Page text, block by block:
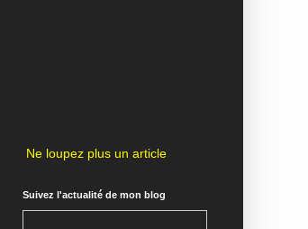
Ne loupez plus un article
Suivez l'actualité de mon blog